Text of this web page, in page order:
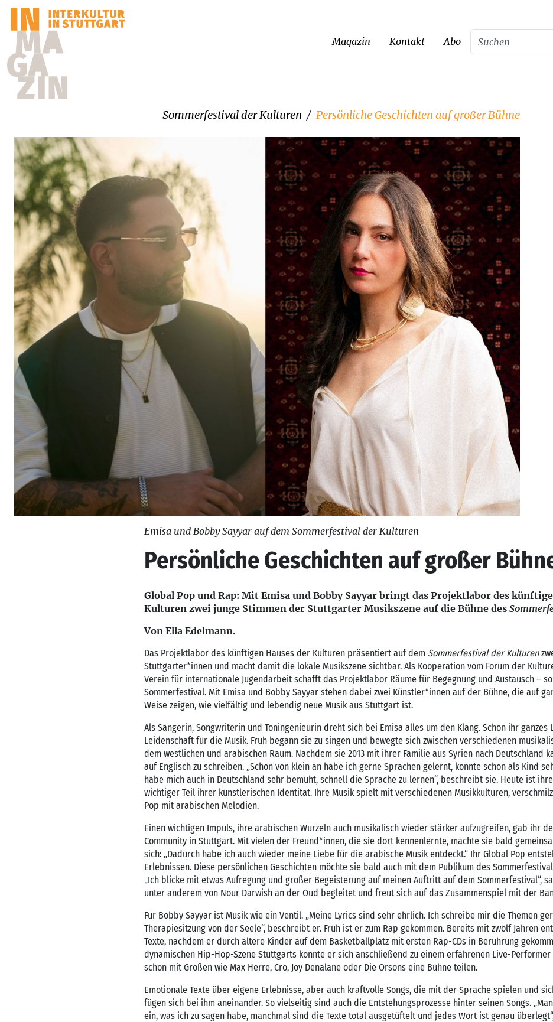
Magazin Kontakt Abo
Sommerfestival der Kulturen Persönliche Geschichten auf großer Bühne
Emisa und Bobby Sayyar auf dem Sommerfestival der Kulturen
Persönliche Geschichten auf großer
Global Pop und Rap: Mit Emisa und Bobby Sayyar bringt das Projektlabor des
Kulturen zwei junge Stimmen der Stuttgarter Musikszene auf die Bühne des
Von Ella Edelmann.
Das Projektlabor des künftigen Hauses der Kulturen präsentiert auf dem Sommerfestival der Kulturen
Stuttgarter*innen und macht damit die lokale Musikszene sichtbar. Als Kooperation vom Forum der
Verein für internationale Jugendarbeit schafft das Projektlabor Räume für Begegnung und Austausch –
Sommerfestival. Mit Emisa und Bobby Sayyar stehen dabei zwei Künstler*innen auf der Bühne, die auf
Weise zeigen, wie vielfältig und lebendig neue Musik aus Stuttgart ist.
Als Sängerin, Songwriterin und Toningenieurin dreht sich bei Emisa alles um den Klang. Schon ihr
Leidenschaft für die Musik. Früh begann sie zu singen und bewegte sich zwischen verschiedenen
dem westlichen und arabischen Raum. Nachdem sie 2013 mit ihrer Familie aus Syrien nach Deutschland
auf Englisch zu schreiben. „Schon von klein an habe ich gerne Sprachen gelernt, konnte schon als Kind
habe mich auch in Deutschland sehr bemüht, schnell die Sprache zu lernen“, beschreibt sie. Heute ist
wichtiger Teil ihrer künstlerischen Identität. Ihre Musik spielt mit verschiedenen Musikkulturen,
Pop mit arabischen Melodien.
Einen wichtigen Impuls, ihre arabischen Wurzeln auch musikalisch wieder stärker aufzugreifen, gab ihr
Community in Stuttgart. Mit vielen der Freund*innen, die sie dort kennenlernte, machte sie bald
sich: „Dadurch habe ich auch wieder meine Liebe für die arabische Musik entdeckt.“ Ihr Global Pop
Erlebnissen. Diese persönlichen Geschichten möchte sie bald auch mit dem Publikum des
„Ich blicke mit etwas Aufregung und großer Begeisterung auf meinen Auftritt auf dem Sommerfestival“,
unter anderem von Nour Darwish an der Oud begleitet und freut sich auf das Zusammenspiel mit der
Für Bobby Sayyar ist Musik wie ein Ventil. „Meine Lyrics sind sehr ehrlich. Ich schreibe mir die Themen
Therapiesitzung von der Seele“, beschreibt er. Früh ist er zum Rap gekommen. Bereits mit zwölf Jahren
Texte, nachdem er durch ältere Kinder auf dem Basketballplatz mit ersten Rap-CDs in Berührung
dynamischen Hip-Hop-Szene Stuttgarts konnte er sich anschließend zu einem erfahrenen Live-
schon mit Größen wie Max Herre, Cro, Joy Denalane oder Die Orsons eine Bühne teilen.
Emotionale Texte über eigene Erlebnisse, aber auch kraftvolle Songs, die mit der Sprache spielen und
fügen sich bei ihm aneinander. So vielseitig sind auch die Entstehungsprozesse hinter seinen Songs.
ein, was ich zu sagen habe, manchmal sind die Texte total ausgetüftelt und jedes Wort ist genau